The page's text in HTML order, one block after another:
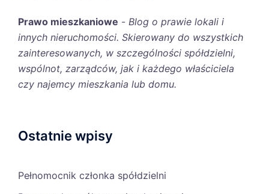
Prawo mieszkaniowe - Blog o prawie lokali i
innych nieruchomości. Skierowany do wszystkich
zainteresowanych, w szczególności spółdzielni,
wspólnot, zarządców, jak i każdego właściciela
czy najemcy mieszkania lub domu.
Ostatnie wpisy
Pełnomocnik członka spółdzielni